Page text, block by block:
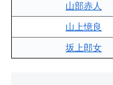
山部赤人
山上憶良
坂上郎女